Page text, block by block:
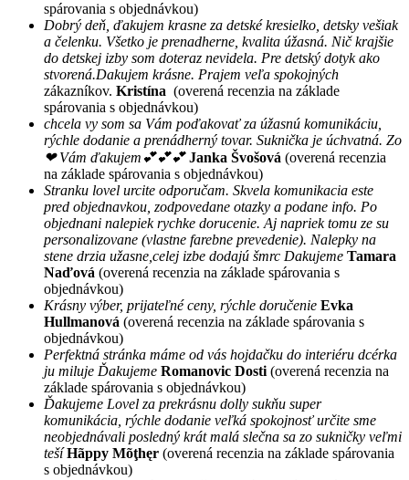
spárovania s objednávkou)
Dobrý deň, ďakujem krasne za detské kresielko, detsky vešiak
a čelenku. Všetko je prenadherne, kvalita úžasná. Nič krajšie
do detskej izby som doteraz nevidela. Pre detský dotyk ako
stvorená.Dakujem krásne. Prajem veľa spokojných
zákazníkov. Kristína (overená recenzia na základe
spárovania s objednávkou)
chcela vy som sa Vám poďakovať za úžasnú komunikáciu,
rýchle dodanie a prenádherný tovar. Suknička je úchvatná. Zo
❤ Vám ďakujem💕💕💕 Janka Švošová (overená recenzia
na základe spárovania s objednávkou)
Stranku lovel urcite odporučam. Skvela komunikacia este
pred objednavkou, zodpovedane otazky a podane info. Po
objednani nalepiek rychke dorucenie. Aj napriek tomu ze su
personalizovane (vlastne farebne prevedenie). Nalepky na
stene drzia užasne,celej izbe dodajú šmrc Dakujeme Tamara
Naďová (overená recenzia na základe spárovania s
objednávkou)
Krásny výber, prijateľné ceny, rýchle doručenie Evka
Hullmanová (overená recenzia na základe spárovania s
objednávkou)
Perfektná stránka máme od vás hojdačku do interiéru dcérka
ju miluje Ďakujeme Romanovic Dosti (overená recenzia na
základe spárovania s objednávkou)
Ďakujeme Lovel za prekrásnu dolly sukňu super
komunikácia, rýchle dodanie veľká spokojnosť určite sme
neobjednávali posledný krát malá slečna sa zo sukničky veľmi
tešíHãppy Mõţhęr (overená recenzia na základe spárovania
s objednávkou)